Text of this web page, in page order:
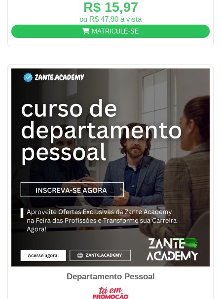
R$ 15,97
ou R$ 47,90 à vista
MATRICULE-SE
Departamento Pessoal